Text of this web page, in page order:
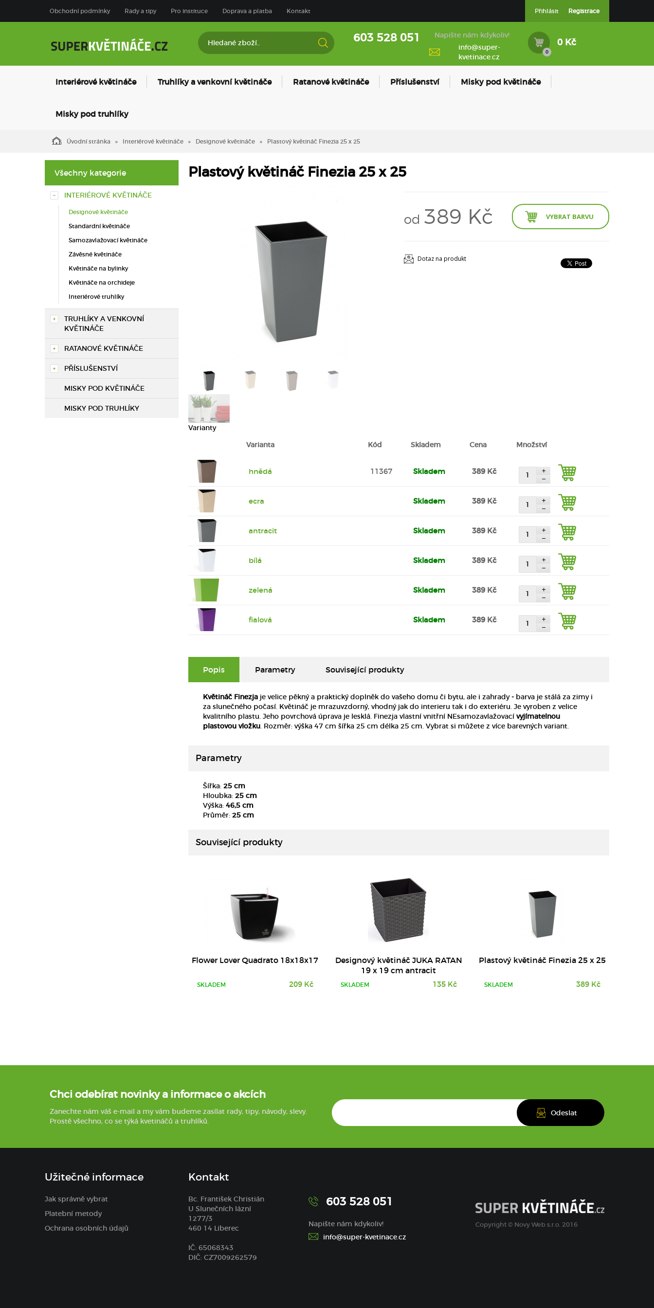
Obchodní podmínky Rady a tipy Pro instituce Doprava a platba Kontakt Přihlásit Registrace
603 528 051
Napište nám kdykoliv!
info@super-
kvetinace.cz
0
0 Kč
Interiérové květináče Truhlíky a venkovní květináče Ratanové květináče Příslušenství Misky pod květináče
Misky pod truhlíky
Úvodní stránka Interiérové květináče Designové květináče Plastový květináč Finezia 25 x 25
Všechny kategorie
INTERIÉROVÉ KVĚTINÁČE
Designové květináče
Standardní květináče
Samozavlažovací květináče
Závěsné květináče
Květináče na bylinky
Květináče na orchideje
Interiérové truhlíky
TRUHLÍKY A VENKOVNÍ
KVĚTINÁČE
RATANOVÉ KVĚTINÁČE
PŘÍSLUŠENSTVÍ
MISKY POD KVĚTINÁČE
MISKY POD TRUHLÍKY
Plastový květináč Finezia 25 x 25
od 389 Kč VYBRAT BARVU
Dotaz na produkt
Varianty
Varianta
Kód Skladem Cena Množství
hnědá 11367 Skladem 389 Kč
ecra Skladem 389 Kč
antracit Skladem 389 Kč
bílá Skladem 389 Kč
zelená Skladem 389 Kč
fialová Skladem 389 Kč
Popis Parametry Související produkty
Květináč Finezja je velice pěkný a praktický doplněk do vašeho domu či bytu, ale i zahrady- barva je stálá za zimy i
za slunečného počasí. Květináč je mrazuvzdorný, vhodný jak do interieru tak i do exteriéru. Je vyroben z velice
kvalitního plastu. Jeho povrchová úprava je lesklá. Finezja vlastní vnitřní NEsamozavlažovací vyjímatelnou
plastovou vložku. Rozměr: výška 47 cm šířka 25 cm délka 25 cm. Vybrat si můžete z více barevných variant.
Parametry
Šířka: 25 cm
Hloubka: 25 cm
Výška: 46,5 cm
Průměr: 25 cm
Související produkty
Flower Lover Quadrato 18x18x17
SKLADEM 209 Kč
DETAIL
Designový květináč JUKA RATAN
19 x 19 cm antracit
SKLADEM 135 Kč
Plastový květináč Finezia 25 x 25
SKLADEM 389 Kč
Chci odebírat novinky a informace o akcích
Zanechte nám váš e-mail a my vám budeme zasílat rady, tipy, návody, slevy.
Prostě všechno, co se týká kvetináčů a truhlíků.
Užitečné informace
Jak správně vybrat
Platební metody
Ochrana osobních údajů
Kontakt
Bc. František Christián
U Slunečních lázní
1277/3
460 14 Liberec
IČ: 65068343
DIČ: CZ7009262579
603 528 051
Napište nám kdykoliv!
info@super-kvetinace.cz
Copyright © Novy Web s.r.o. 2016